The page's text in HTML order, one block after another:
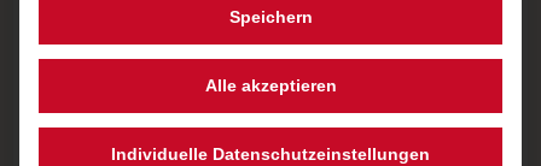
Termingeschäften behandelt. Das ergibt einen
Anleger ist aber selbst dazu verpflichtet, seine
Geschäfte steuerlich anzugeben. Sie können
Speichern
Alle akzeptieren
Individuelle Datenschutzeinstellungen